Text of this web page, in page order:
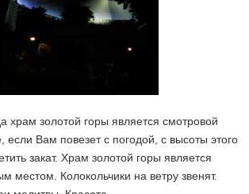
храм золотой горы является смотровой
Вам повезет с погодой, с высоты этого
закат. Храм золотой горы является
местом. Колокольчики на ветру звенят.